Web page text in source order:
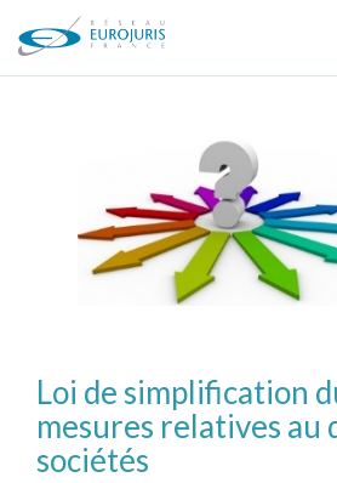
Loi de simplification
mesures relatives au
sociétés